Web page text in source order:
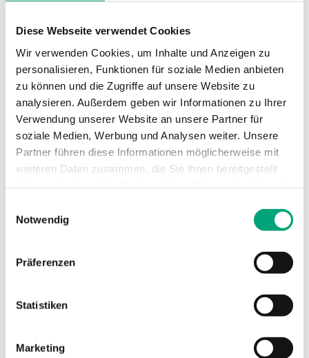
Diese Webseite verwendet Cookies
Wir verwenden Cookies, um Inhalte und Anzeigen zu
personalisieren, Funktionen für soziale Medien anbieten
zu können und die Zugriffe auf unsere Website zu
analysieren. Außerdem geben wir Informationen zu Ihrer
Verwendung unserer Website an unsere Partner für
soziale Medien, Werbung und Analysen weiter. Unsere
Partner führen diese Informationen möglicherweise mit
weiteren Daten zusammen, die Sie ihnen bereitgestellt
Notwendig
Präferenzen
Statistiken
Marketing
Temperatursensor Ja
Technische Daten
Technische Daten für RCFD-230C –
Raumthermostat mit Touchdisplay und
Anwendungen
Versorgungsspannung
(207...253 V AC